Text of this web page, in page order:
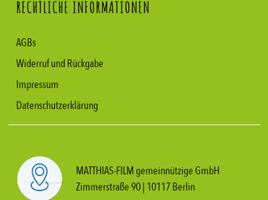
RECHTLICHE INFORMATIONEN
AGBs
Widerruf und Rückgabe
Impressum
Datenschutzerklärung
MATTHIAS-FILM gemeinnützige GmbH
Zimmerstraße 90 | 10117 Berlin